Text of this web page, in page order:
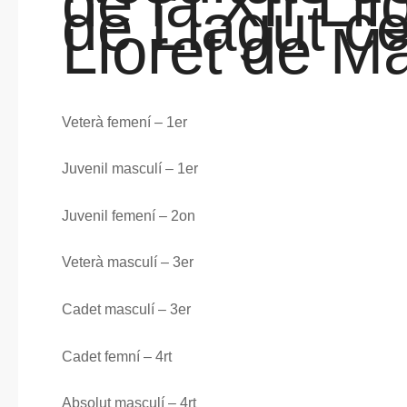
de Llagut
Lloret de
Veterà femení – 1er
Juvenil masculí – 1er
Juvenil femení – 2on
Veterà masculí – 3er
Cadet masculí – 3er
Cadet femní – 4rt
Absolut masculí – 4rt